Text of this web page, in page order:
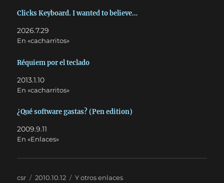
Clicks Keyboard. I wanted to believe…
2026.7.29
En «cacharritos»
Réquiem por el teclado
2013.1.10
En «cacharritos»
¿Qué software gastas? (Pen edition)
2009.9.11
En «Enlaces»
Autor
csr
Publicado
2010.10.12 Categorías
Y otros enlaces